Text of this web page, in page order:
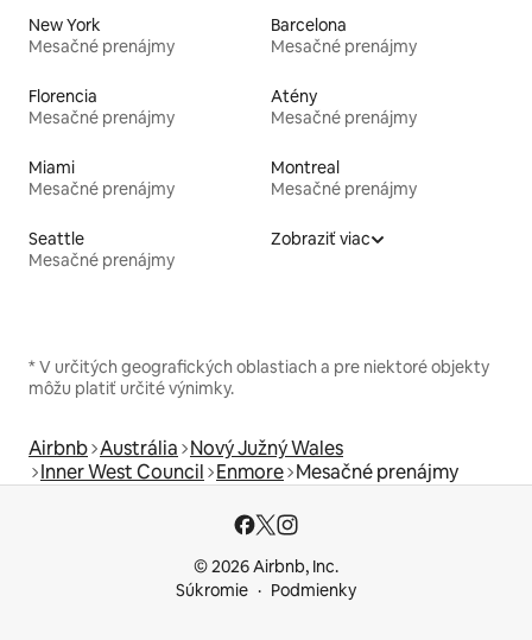
New York
Mesačné prenájmy
Barcelona
Mesačné prenájmy
Florencia
Mesačné prenájmy
Atény
Mesačné prenájmy
Miami
Mesačné prenájmy
Montreal
Mesačné prenájmy
Seattle
Mesačné prenájmy
Zobraziť viac
* V určitých geografických oblastiach a pre niektoré objekty
môžu platiť určité výnimky.
Airbnb Austrália Nový Južný Wales
Inner West Council Enmore Mesačné prenájmy
© 2026 Airbnb, Inc.
Súkromie
Podmienky